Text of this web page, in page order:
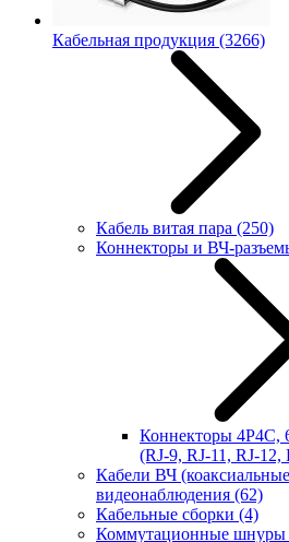
Кабельная продукция (3266)
Кабель витая пара (250)
Коннекторы и ВЧ-
Коннекторы 4P4C,
(RJ-9, RJ-11, RJ-12,
Кабели ВЧ
видеонаблюдения (62)
Кабельные сборки (4)
Коммутационные шнуры